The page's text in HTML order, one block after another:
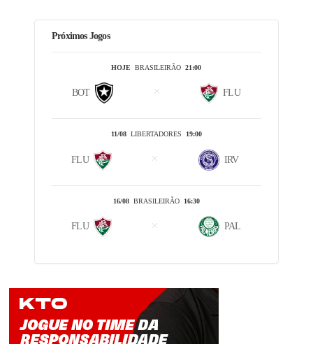
Próximos Jogos
HOJE BRASILEIRÃO21:00
BOT FLU
11/08LIBERTADORES 19:00
FLU IRV
16/08BRASILEIRÃO 16:30
FLU PAL